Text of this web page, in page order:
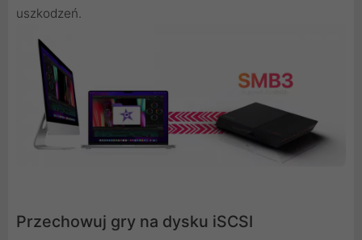
uszkodzeń.
Przechowuj gry na dysku iSCSI